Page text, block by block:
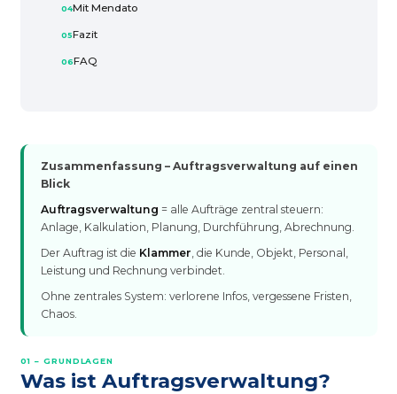
Mit Mendato
Fazit
FAQ
Zusammenfassung – Auftragsverwaltung auf einen
Blick
Auftragsverwaltung = alle Aufträge zentral steuern:
Anlage, Kalkulation, Planung, Durchführung, Abrechnung.
Der Auftrag ist die Klammer, die Kunde, Objekt, Personal,
Leistung und Rechnung verbindet.
Ohne zentrales System: verlorene Infos, vergessene Fristen,
Chaos.
01 – GRUNDLAGEN
Was ist Auftragsverwaltung?